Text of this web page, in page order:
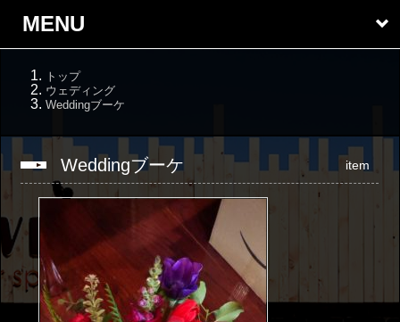
MENU
トップ
ウェディング
Weddingブーケ
Weddingブーケ item